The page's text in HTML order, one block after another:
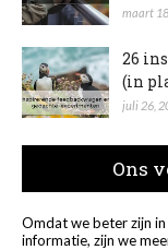
maart
26
(in
juli 26,
Ons
Omdat we beter zijn in
informatie, zijn we